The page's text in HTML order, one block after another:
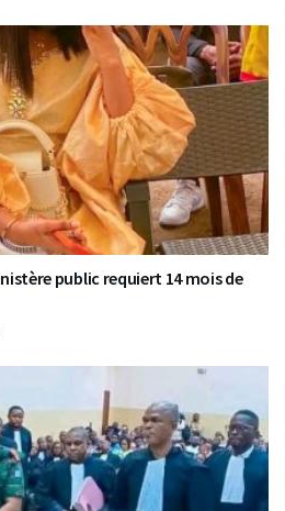
public requiert 14 mois de